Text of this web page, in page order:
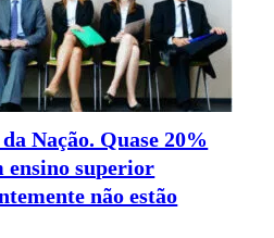
Nação. Quase 20%
ensino superior
não estão